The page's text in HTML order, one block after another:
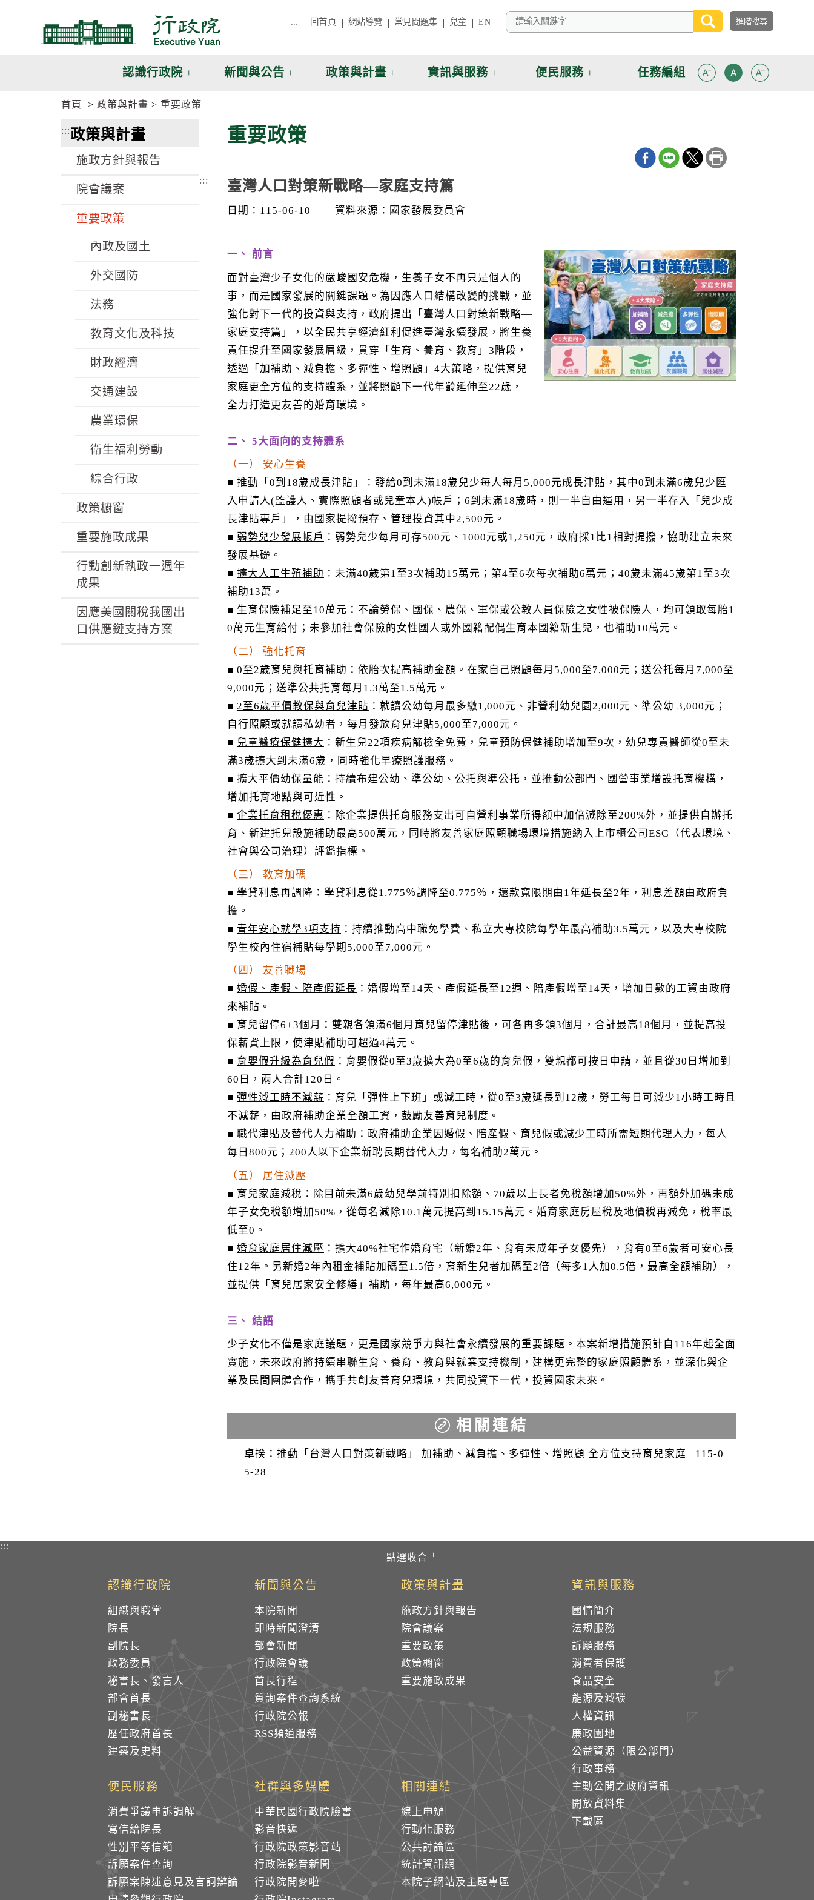
::: 回首頁 網站導覽 常見問題集 兒童 EN
認識行政院 新聞與公告 政策與計畫 資訊與服務 便民服務 任務編組
首頁 政策與計畫 重要政策
:::政策與計畫
施政方針與報告
院會議案
重要政策
內政及國土
外交國防
法務
教育文化及科技
財政經濟
交通建設
農業環保
衛生福利勞動
綜合行政
政策櫥窗
重要施政成果
行動創新執政一週年
成果
因應美國關稅我國出
口供應鏈支持方案
重要政策
::: 臺灣人口對策新戰略—家庭支持篇
日期：115-06-10 資料來源：國家發展委員會
一、 前言
面對臺灣少子女化的嚴峻國安危機，生養子女不再只是個人的
事，而是國家發展的關鍵課題。為因應人口結構改變的挑戰，並
強化對下一代的投資與支持，政府提出「臺灣人口對策新戰略—
家庭支持篇」，以全民共享經濟紅利促進臺灣永續發展，將生養
責任提升至國家發展層級，貫穿「生育、養育、教育」3階段，
透過「加補助、減負擔、多彈性、增照顧」4大策略，提供育兒
家庭更全方位的支持體系，並將照顧下一代年齡延伸至22歲，
全力打造更友善的婚育環境。
二、 5大面向的支持體系
（一） 安心生養
■ 推動「0到18歲成長津貼」
：發給0到未滿18歲兒少每人每月5,000元成長津貼，其中0到未滿6歲兒少匯
入申請人(監護人、實際照顧者或兒童本人)帳戶；6到未滿18歲時，則一半自由運用，另一半存入「兒少成
長津貼專戶」，由國家提撥預存、管理投資其中2,500元。
■ 弱勢兒少發展帳戶 ：弱勢兒少每月可存500元、1000元或1,250元，政府採1比1相對提撥，協助建立未來
發展基礎。
■ 擴大人工生殖補助 ：未滿40歲第1至3次補助15萬元；第4至6次每次補助6萬元；40歲未滿45歲第1至3次
補助13萬。
■ 生育保險補足至10萬元 ：不論勞保、國保、農保、軍保或公教人員保險之女性被保險人，均可領取每胎1
0萬元生育給付；未參加社會保險的女性國人或外國籍配偶生育本國籍新生兒，也補助10萬元。
（二） 強化托育
■ 0至2歲育兒與托育補助 ：依胎次提高補助金額。在家自己照顧每月5,000至7,000元；送公托每月7,000至
9,000元；送準公共托育每月1.3萬至1.5萬元。
■ 2至6歲平價教保與育兒津貼 ：就讀公幼每月最多繳1,000元、非營利幼兒園2,000元、準公幼 3,000元；
自行照顧或就讀私幼者，每月發放育兒津貼5,000至7,000元。
■ 兒童醫療保健擴大 ：新生兒22項疾病篩檢全免費，兒童預防保健補助增加至9次，幼兒專責醫師從0至未
滿3歲擴大到未滿6歲，同時強化早療照護服務。
■ 擴大平價幼保量能 ：持續布建公幼、準公幼、公托與準公托，並推動公部門、國營事業增設托育機構，
增加托育地點與可近性。
■ 企業托育租稅優惠 ：除企業提供托育服務支出可自營利事業所得額中加倍減除至200%外，並提供自辦托
育、新建托兒設施補助最高500萬元，同時將友善家庭照顧職場環境措施納入上市櫃公司ESG（代表環境、
社會與公司治理）評鑑指標。
（三） 教育加碼
■ 學貸利息再調降 ：學貸利息從1.775％調降至0.775％，還款寬限期由1年延長至2年，利息差額由政府負
擔。
■ 青年安心就學3項支持 ：持續推動高中職免學費、私立大專校院每學年最高補助3.5萬元，以及大專校院
學生校內住宿補貼每學期5,000至7,000元。
（四） 友善職場
■ 婚假、產假、陪產假延長 ：婚假增至14天、產假延長至12週、陪產假增至14天，增加日數的工資由政府
來補貼。
■ 育兒留停6+3個月
：雙親各領滿6個月育兒留停津貼後，可各再多領3個月，合計最高18個月，並提高投
保薪資上限，使津貼補助可超過4萬元。
■ 育嬰假升級為育兒假 ：育嬰假從0至3歲擴大為0至6歲的育兒假，雙親都可按日申請，並且從30日增加到
60日，兩人合計120日。
■ 彈性減工時不減薪 ：育兒「彈性上下班」或減工時，從0至3歲延長到12歲，勞工每日可減少1小時工時且
不減薪，由政府補助企業全額工資，鼓勵友善育兒制度。
■ 職代津貼及替代人力補助 ：政府補助企業因婚假、陪產假、育兒假或減少工時所需短期代理人力，每人
每日800元；200人以下企業新聘長期替代人力，每名補助2萬元。
（五） 居住減壓
■ 育兒家庭減稅 ：除目前未滿6歲幼兒學前特別扣除額、70歲以上長者免稅額增加50%外，再額外加碼未成
年子女免稅額增加50%，從每名減除10.1萬元提高到15.15萬元。婚育家庭房屋稅及地價稅再減免，稅率最
低至0。
■ 婚育家庭居住減壓 ：擴大40%社宅作婚育宅（新婚2年、育有未成年子女優先），育有0至6歲者可安心長
住12年。另新婚2年內租金補貼加碼至1.5倍，育新生兒者加碼至2倍（每多1人加0.5倍，最高全額補助），
並提供「育兒居家安全修繕」補助，每年最高6,000元。
三、 結語
少子女化不僅是家庭議題，更是國家競爭力與社會永續發展的重要課題。本案新增措施預計自116年起全面
實施，未來政府將持續串聯生育、養育、教育與就業支持機制，建構更完整的家庭照顧體系，並深化與企
業及民間團體合作，攜手共創友善育兒環境，共同投資下一代，投資國家未來。
相關連結
卓揆：推動「台灣人口對策新戰略」 加補助、減負擔、多彈性、增照顧 全方位支持育兒家庭
115-0
5-28
:::
認識行政院
組織與職掌
院長
副院長
政務委員
秘書長、發言人
部會首長
副秘書長
歷任政府首長
建築及史料
新聞與公告
本院新聞
即時新聞澄清
部會新聞
行政院會議
首長行程
質詢案件查詢系統
行政院公報
RSS頻道服務
政策與計畫
施政方針與報告
院會議案
重要政策
政策櫥窗
重要施政成果
資訊與服務
國情簡介
法規服務
訴願服務
消費者保護
食品安全
能源及減碳
人權資訊
廉政園地
公益資源（限公部門）
行政事務
主動公開之政府資訊
開放資料集
下載區
便民服務
消費爭議申訴調解
寫信給院長
性別平等信箱
訴願案件查詢
訴願案陳述意見及言詞辯論
社群與多媒體
中華民國行政院臉書
影音快遞
行政院政策影音站
行政院影音新聞
行政院開麥啦
相關連結
線上申辦
行動化服務
公共討論區
統計資訊網
本院子網站及主題專區